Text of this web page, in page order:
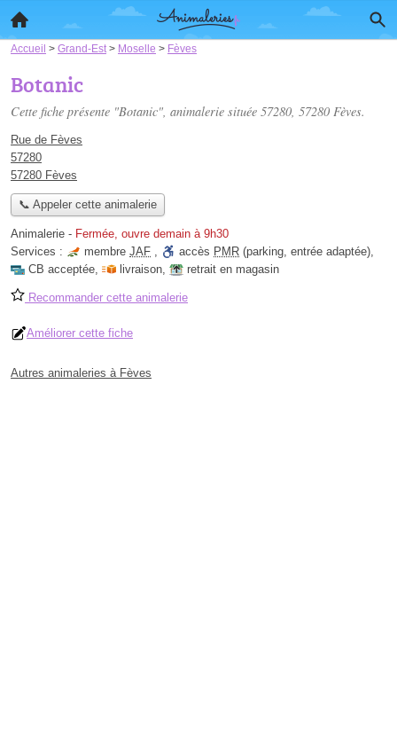
Accueil > Grand-Est > Moselle > Fèves
Botanic
Cette fiche présente "Botanic", animalerie située 57280, 57280 Fèves.
Rue de Fèves
57280
57280 Fèves
📞 Appeler cette animalerie
Animalerie - Fermée, ouvre demain à 9h30
Services :
membre JAF , accès PMR (parking, entrée adaptée),
CB acceptée, livraison, retrait en magasin
Recommander cette animalerie
Améliorer cette fiche
Autres animaleries à Fèves